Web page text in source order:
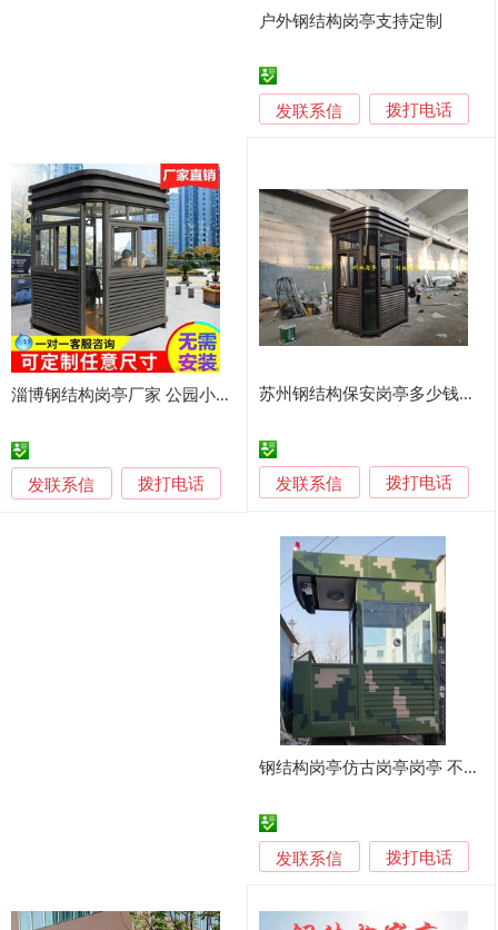
户外钢结构岗亭支持定制
发联系信 拨打电话
淄博钢结构岗亭厂家 公园小区值班亭治安亭门卫亭成品
发联系信 拨打电话
苏州钢结构保安岗亭多少钱一个、钢结构岗亭图片参考
发联系信 拨打电话
钢结构岗亭仿古岗亭岗亭 不锈钢岗亭金属雕花岗亭门卫岗亭 真石漆岗亭 岗亭移动房屋
发联系信 拨打电话